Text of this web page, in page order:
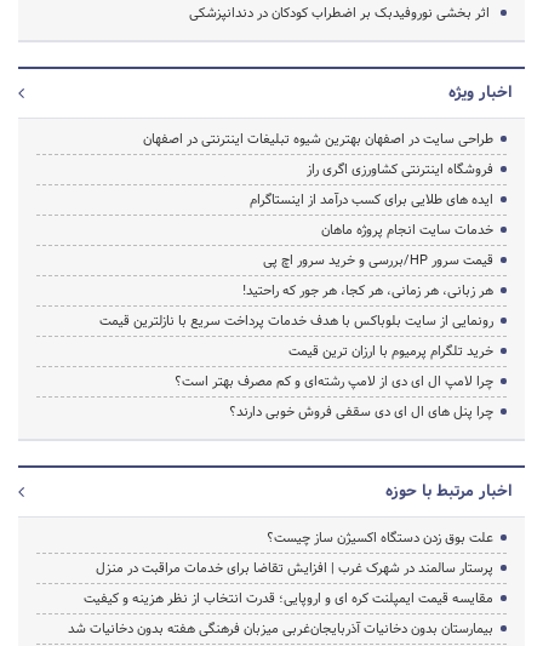
اثر بخشی نوروفیدبک بر اضطراب کودکان در دندانپزشکی
اخبار ویژه
طراحی سایت در اصفهان بهترین شیوه تبلیغات اینترنتی در اصفهان
فروشگاه اینترنتی کشاورزی اگری راز
ایده های طلایی برای کسب درآمد از اینستاگرام
خدمات سایت انجام پروژه ماهان
قیمت سرور HP/بررسی و خرید سرور اچ پی
هر زبانی، هر زمانی، هر کجا، هر جور که راحتید!
رونمایی از سایت بلوباکس با هدف خدمات پرداخت سریع با نازلترین قیمت
خرید تلگرام پرمیوم با ارزان ترین قیمت
چرا لامپ ال ای دی از لامپ رشته‌ای و کم مصرف بهتر است؟
چرا پنل های ال ای دی سقفی فروش خوبی دارند؟
اخبار مرتبط با حوزه
علت بوق زدن دستگاه اکسیژن ساز چیست؟
پرستار سالمند در شهرک غرب | افزایش تقاضا برای خدمات مراقبت در منزل
مقایسه قیمت ایمپلنت کره ای و اروپایی؛ قدرت انتخاب از نظر هزینه و کیفیت
بیمارستان بدون دخانیات آذربایجان‌غربی میزبان فرهنگی هفته بدون دخانیات شد